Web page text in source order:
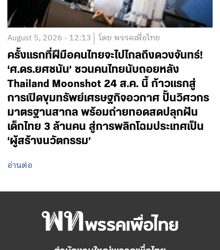
August 5, 2026 - 12:13 โดย พรรคเพื่อไทย
ครั้งแรกที่ฝีมือคนไทยจะไปไกลถึงดวงจันทร์!
‘ศ.ดร.ยศชนัน’ ชวนคนไทยนับถอยหลัง
Thailand Moonshot 24 ส.ค. นี้ ก้าวแรกสู่
การเปิดขุมทรัพย์เศรษฐกิจอวกาศ ปั้นวิศวกร
มาตรฐานสากล พร้อมถ่ายทอดสดปลุกฝัน
เด็กไทย 3 ล้านคน สู่การพลิกโฉมประเทศเป็น
‘ผู้สร้างนวัตกรรม’
อ่านต่อ